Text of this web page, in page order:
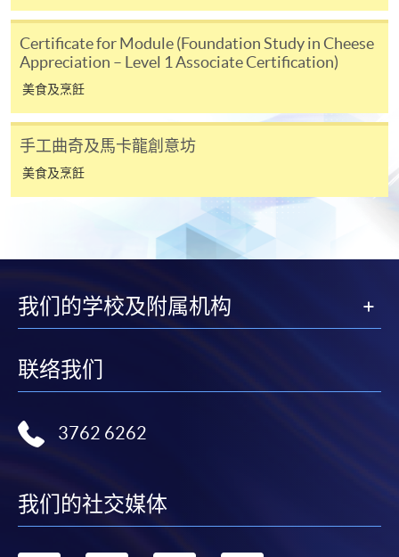
報讀同一學歷頒授課程內其他單元
個別課程為須報讀同一學歷頒授課程及其他單元或繳
交下期學費的學員，提供網上服務，如學員就讀的課
程設有此服務，課程負責人會通知學員有關程序。
網上支付可通過「繳費靈」(PPS) (不適用於手機)、
Pay) 、「支付寶」(Online Alipay) 或 「轉數快」(FPS)
凡以「先到先得」為取錄方式的課程，請填妥
費以及所需證明文件呈交。
申請學歷頒授及專業課程可能需要其他資料，報名
Certificate for Module (Foundation Study in Cheese
Appreciation – Level 1 Associate Certification)
美食及烹飪
手工曲奇及馬卡龍創意坊
美食及烹飪
我们的学校及附属机构
联络我们
3762 6262
我们的社交媒体